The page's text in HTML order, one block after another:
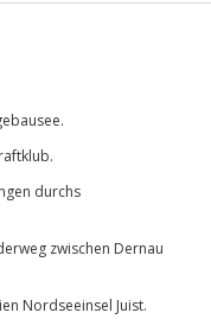
durchs
zwischen Dernau
Nordseeinsel Juist.